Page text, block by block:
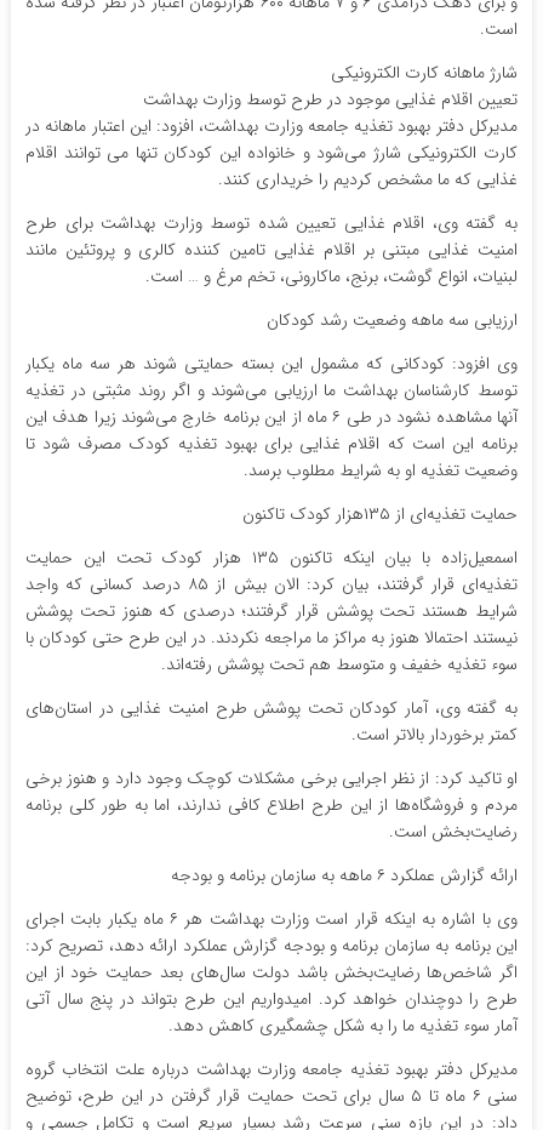
است.
شارژ ماهانه کارت الکترونیکی
تعیین اقلام غذایی موجود در طرح توسط وزارت بهداشت
مدیرکل دفتر بهبود تغذیه جامعه وزارت بهداشت، افزود: این اعتبار ماهانه در
کارت الکترونیکی شارژ می‌شود و خانواده این کودکان تنها می توانند اقلام
غذایی که ما مشخص کردیم را خریداری کنند.
به گفته وی، اقلام غذایی تعیین شده توسط وزارت بهداشت برای طرح
امنیت غذایی مبتنی بر اقلام غذایی تامین کننده کالری و پروتئین مانند
لبنیات، انواع گوشت، برنج، ماکارونی، تخم مرغ و … است.
ارزیابی سه ماهه وضعیت رشد کودکان
وی افزود: کودکانی که مشمول این بسته حمایتی شوند هر سه ماه یکبار
توسط کارشناسان بهداشت ما ارزیابی می‌شوند و اگر روند مثبتی در تغذیه
آنها مشاهده نشود در طی ۶ ماه از این برنامه خارج می‌شوند زیرا هدف این
برنامه این است که اقلام غذایی برای بهبود تغذیه کودک مصرف شود تا
وضعیت تغذیه او به شرایط مطلوب برسد.
حمایت تغذیه‌ای از ۱۳۵هزار کودک تاکنون
اسمعیل‌زاده با بیان اینکه تاکنون ۱۳۵ هزار کودک تحت این حمایت
تغذیه‌ای قرار گرفتند، بیان کرد: الان بیش از ۸۵ درصد کسانی که واجد
شرایط هستند تحت پوشش قرار گرفتند؛ درصدی که هنوز تحت پوشش
نیستند احتمالا هنوز به مراکز ما مراجعه نکردند. در این طرح حتی کودکان با
سوء تغذیه خفیف و متوسط هم تحت پوشش رفته‌اند.
به گفته وی، آمار کودکان تحت پوشش طرح امنیت غذایی در استان‌های
کمتر برخوردار بالاتر است.
او تاکید کرد: از نظر اجرایی برخی مشکلات کوچک وجود دارد و هنوز برخی
مردم و فروشگاه‌ها از این طرح اطلاع کافی ندارند، اما به طور کلی برنامه
رضایت‌بخش است.
ارائه گزارش عملکرد ۶ ماهه به سازمان برنامه و بودجه
وی با اشاره به اینکه قرار است وزارت بهداشت هر ۶ ماه یکبار بابت اجرای
این برنامه به سازمان برنامه و بودجه گزارش عملکرد ارائه دهد، تصریح کرد:
اگر شاخص‌ها رضایت‌بخش باشد دولت سال‌های بعد حمایت خود از این
طرح را دوچندان خواهد کرد. امیدواریم این طرح بتواند در پنج سال آتی
آمار سوء تغذیه ما را به شکل چشمگیری کاهش دهد.
مدیرکل دفتر بهبود تغذیه جامعه وزارت بهداشت درباره علت انتخاب گروه
سنی ۶ ماه تا ۵ سال برای تحت حمایت قرار گرفتن در این طرح، توضیح
داد: در این بازه سنی سرعت رشد بسیار سریع است و تکامل جسمی و